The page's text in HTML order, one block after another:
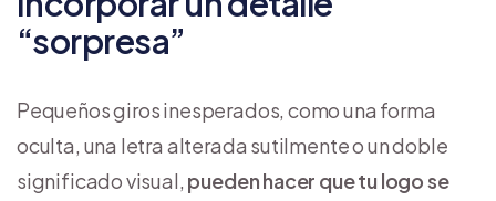
“sorpresa”
Pequeños giros inesperados, como una forma
oculta, una letra alterada sutilmente o un doble
significado visual, pueden hacer que tu logo se